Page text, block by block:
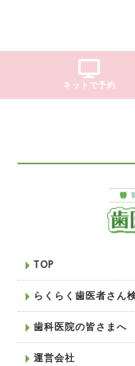
ネットで予約
TOP
らくらく歯医者さん
歯科医院の皆さまへ
運営会社